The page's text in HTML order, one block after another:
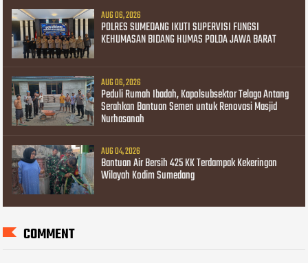
AUG 06, 2026
POLRES SUMEDANG IKUTI SUPERVISI FUNGSI
KEHUMASAN BIDANG HUMAS POLDA JAWA BARAT
AUG 06, 2026
Peduli Rumah Ibadah, Kapolsubsektor Telaga Antang
Serahkan Bantuan Semen untuk Renovasi Masjid
Nurhasanah
AUG 04, 2026
Bantuan Air Bersih 425 KK Terdampak Kekeringan
Wilayah Kodim Sumedang
COMMENT